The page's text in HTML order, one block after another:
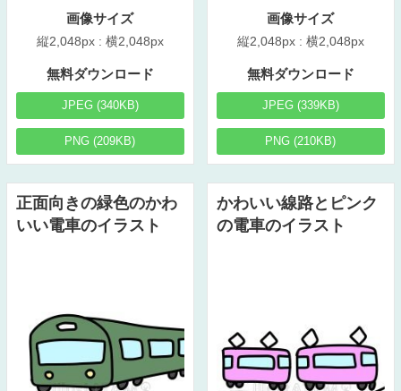
画像サイズ
縦2,048px : 横2,048px
無料ダウンロード
JPEG (340KB)
PNG (209KB)
画像サイズ
縦2,048px : 横2,048px
無料ダウンロード
JPEG (339KB)
PNG (210KB)
正面向きの緑色のかわ
いい電車のイラスト
かわいい線路とピンク
の電車のイラスト